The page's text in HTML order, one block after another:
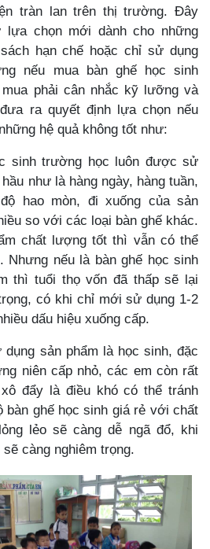
tràn lan trên thị trường. Đây
chọn mới dành cho những
hạn chế hoặc chỉ sử dụng
nếu mua bàn ghế học sinh
phải cân nhắc kỹ lưỡng và
ra quyết định lựa chọn nếu
hệ quả không tốt như:
sinh trường học luôn được sử
như là hàng ngày, hàng tuần,
hao mòn, đi xuống của sản
so với các loại bàn ghế khác.
chất lượng tốt thì vẫn có thể
nếu là bàn ghế học sinh
thì tuổi thọ vốn đã thấp sẽ lại
có khi chỉ mới sử dụng 1-2
dấu hiệu xuống cấp.
sản phẩm là học sinh, đặc
niên cấp nhỏ, các em còn rất
đẩy là điều khó có thể tránh
bàn ghế học sinh giá rẻ với chất
lẻo sẽ càng dễ ngã đổ, khi
càng nghiêm trọng.